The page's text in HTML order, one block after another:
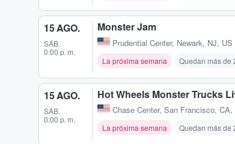
15 AGO.
SÁB.
0:00 p. m.
Monster Jam
Prudential Center, Newark, NJ, US
La próxima semana Quedan más de
15 AGO.
SÁB.
0:00 p. m.
Hot Wheels Monster Trucks
Chase Center, San Francisco, CA,
La próxima semana Quedan más de